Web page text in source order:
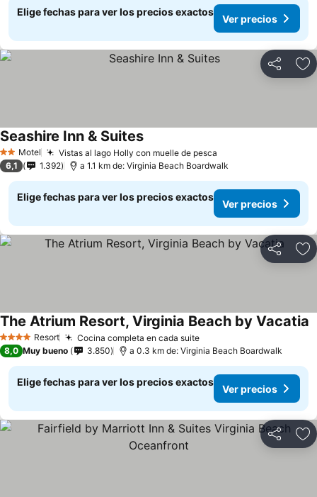
Elige fechas para ver los precios exactos
Ver precios
Compartir
2 Estrellas
Motel Vistas al lago Holly con muelle de pesca
Seashire Inn & Suites
6,1 1.392 a 1.1 km de: Virginia Beach Boardwalk
Elige fechas para ver los precios exactos
Ver precios
Compartir
4 EstrellasResort Cocina completa en cada suite
The Atrium Resort, Virginia Beach by Vacatia
8,0 Muy bueno 3.850 a 0.3 km de: Virginia Beach Boardwalk
Elige fechas para ver los precios exactos
Ver precios
Compartir